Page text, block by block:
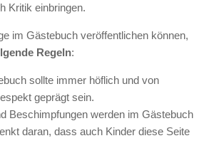
Kritik einbringen.
im Gästebuch veröffentlichen können,
Regeln:
sollte immer höflich und von
geprägt sein.
Beschimpfungen werden im Gästebuch
daran, dass auch Kinder diese Seite